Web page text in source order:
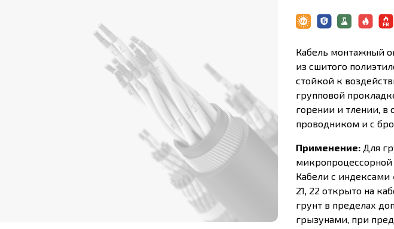
Кабель монтажный
из сшитого
стойкой к
групповой
горении и тлении,
проводником и с
Применение: Для
Кабели с индексами
21, 22 открыто на
грунт в пределах
грызунами, при